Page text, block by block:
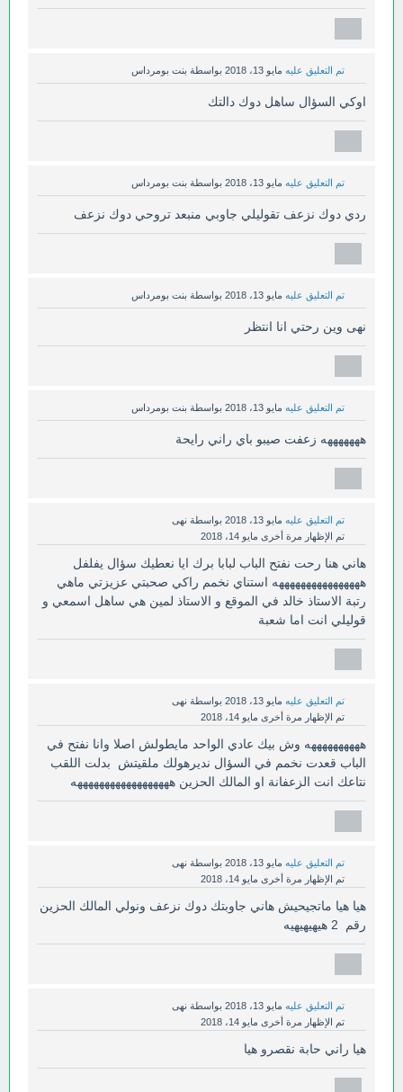
تم التعليق عليه مايو 13، 2018 بواسطة بنت بومرداس
اوكي السؤال ساهل دوك دالتك
تم التعليق عليه مايو 13، 2018 بواسطة بنت بومرداس
ردي دوك نزعف تقوليلي جاوبي منبعد تروحي دوك نزعف
تم التعليق عليه مايو 13، 2018 بواسطة بنت بومرداس
نهى وين رحتي انا انتظر
تم التعليق عليه مايو 13، 2018 بواسطة بنت بومرداس
هههههههه زعفت صيبو باي راني رايحة
تم التعليق عليه مايو 13، 2018 بواسطة نهى
تم الإظهار مرة أخرى مايو 14، 2018
هاني هنا رحت نفتح الباب لبابا برك ايا نعطيك سؤال يفلفل
ههههههههههههههههه استناي نخمم راكي صحبتي عزيزتي ماهي
رتبة الاستاذ خالد في الموقع و الاستاذ لمين هي ساهل اسمعي و
قوليلي انت اما شعبة
تم التعليق عليه مايو 13، 2018 بواسطة نهى
تم الإظهار مرة أخرى مايو 14، 2018
ههههههههههه وش بيك عادي الواحد مايطولش اصلا وانا نفتح في
الباب قعدت نخمم في السؤال نديرهولك ملقيتش بدلت اللقب
نتاعك انت الزعفانة او المالك الحزين ههههههههههههههههههه
تم التعليق عليه مايو 13، 2018 بواسطة نهى
تم الإظهار مرة أخرى مايو 14، 2018
هيا هيا ماتجيحيش هاني جاوبتك دوك نزعف ونولي المالك الحزين
رقم 2 هيهيهيهيه
تم التعليق عليه مايو 13، 2018 بواسطة نهى
تم الإظهار مرة أخرى مايو 14، 2018
هيا راني حابة نقصرو هيا